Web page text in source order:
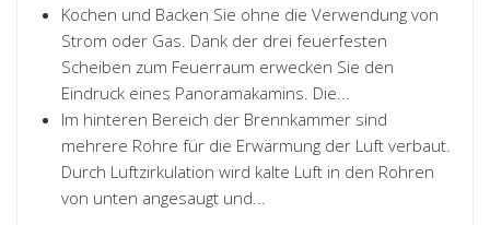
Kochen und Backen Sie ohne die Verwendung von
Strom oder Gas. Dank der drei feuerfesten
Scheiben zum Feuerraum erwecken Sie den
Eindruck eines Panoramakamins. Die...
Im hinteren Bereich der Brennkammer sind
mehrere Rohre für die Erwärmung der Luft verbaut.
Durch Luftzirkulation wird kalte Luft in den Rohren
von unten angesaugt und...